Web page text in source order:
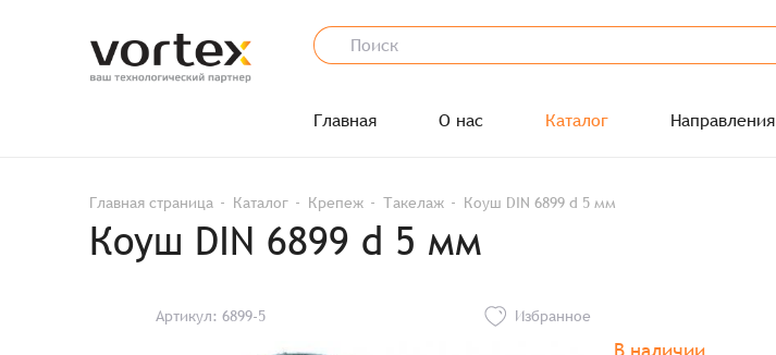
Главная О нас Каталог Направления
Главная страница Каталог Крепеж Такелаж Коуш DIN 6899 d 5 мм
Коуш DIN 6899 d 5 мм
Артикул: 6899-5 Избранное
В наличии